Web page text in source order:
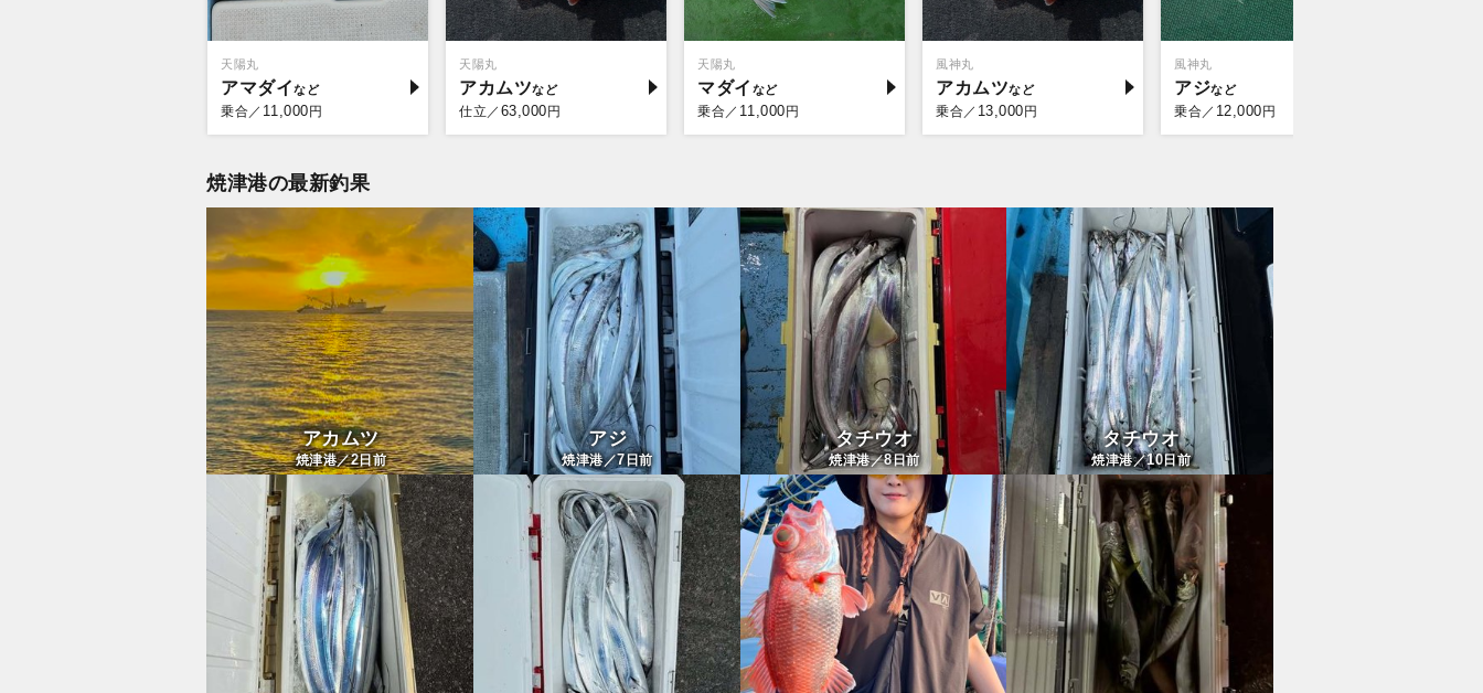
天陽丸
アマダイ
乗合／ 11,000円
天陽丸
アカムツ
仕立／ 63,000円
天陽丸
マダイ
乗合／ 11,000円
風神丸
アカムツ
乗合／ 13,000円
風神丸
アジ
乗合／ 12,000円
焼津港の最新釣果
アカムツ
焼津港／2日前
アジ
焼津港／7日前
タチウオ
焼津港／8日前
タチウオ
焼津港／10日前